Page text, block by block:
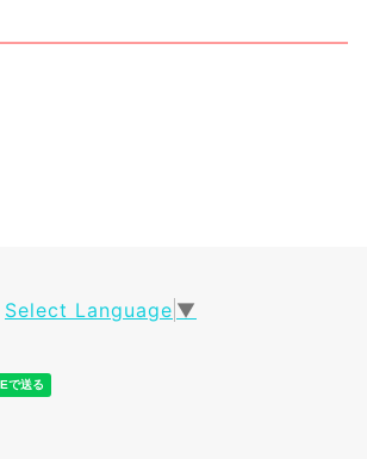
Select Language ▼